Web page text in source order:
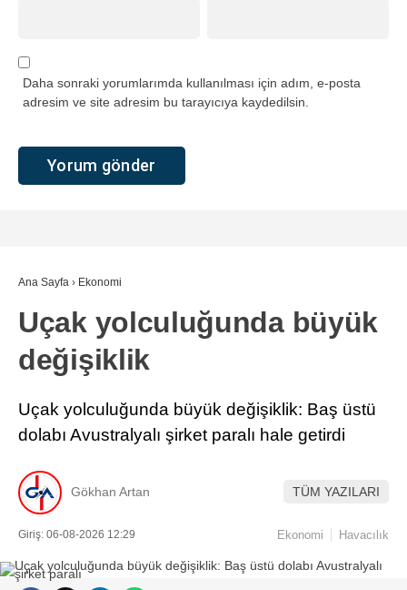
Daha sonraki yorumlarımda kullanılması için adım, e-posta
adresim ve site adresim bu tarayıcıya kaydedilsin.
Ana Sayfa › Ekonomi
Uçak yolculuğunda büyük
değişiklik
Uçak yolculuğunda büyük değişiklik: Baş üstü
dolabı Avustralyalı şirket paralı hale getirdi
Gökhan Artan TÜM YAZILARI
Giriş: 06-08-2026 12:29 Ekonomi Havacılık